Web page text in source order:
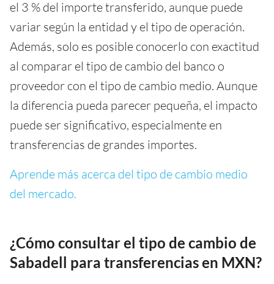
el 3 % del importe transferido, aunque puede
variar según la entidad y el tipo de operación.
Además, solo es posible conocerlo con exactitud
al comparar el tipo de cambio del banco o
proveedor con el tipo de cambio medio. Aunque
la diferencia pueda parecer pequeña, el impacto
puede ser significativo, especialmente en
transferencias de grandes importes.
Aprende más acerca del tipo de cambio medio
del mercado.
¿Cómo consultar el tipo de cambio de
Sabadell para transferencias en MXN?